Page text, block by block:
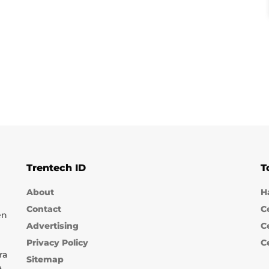
Trentech ID
About
Contact
Advertising
Privacy Policy
Sitemap